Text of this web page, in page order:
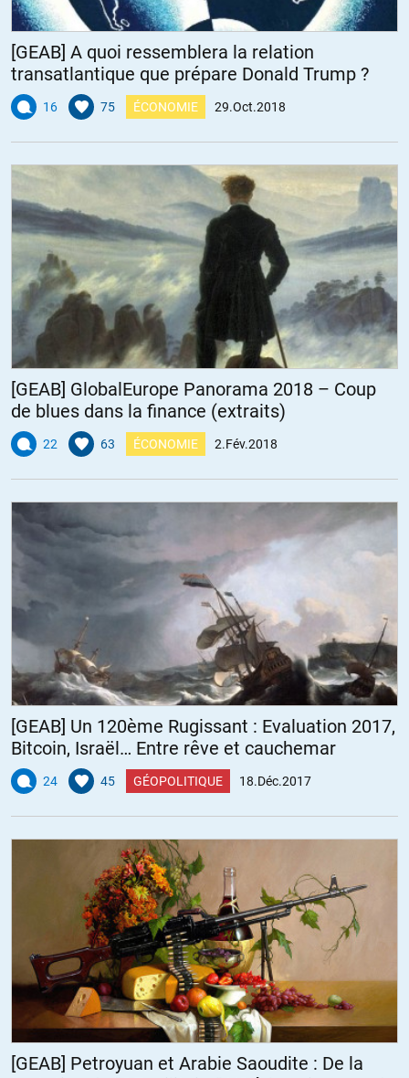
[GEAB] A quoi ressemblera la relation
transatlantique que prépare Donald Trump ?
16 75 ÉCONOMIE 29.Oct.2018
[GEAB] GlobalEurope Panorama 2018 – Coup
de blues dans la finance (extraits)
22 63 ÉCONOMIE 2.Fév.2018
[GEAB] Un 120ème Rugissant : Evaluation 2017,
Bitcoin, Israël… Entre rêve et cauchemar
24 45 GÉOPOLITIQUE 18.Déc.2017
[GEAB] Petroyuan et Arabie Saoudite : De la